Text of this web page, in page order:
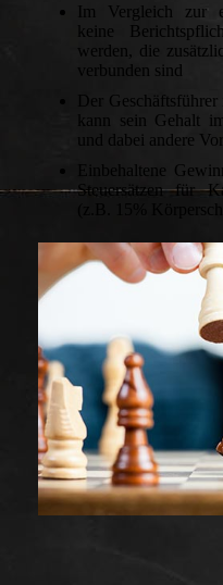
Im Vergleich zur
keine
werden, die
verbunden sind
Der
kann sein Gehalt
und dabei andere
Einbehaltene
Steuersätzen für